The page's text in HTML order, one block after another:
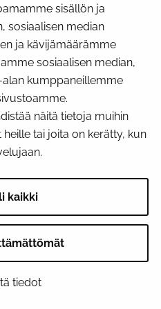
sisällön ja
sosiaalisen median
ja kävijämäärämme
sosiaalisen median,
kumppaneillemme
näitä tietoja muihin
tai joita on kerätty, kun
kaikki
tiedot
YouTube